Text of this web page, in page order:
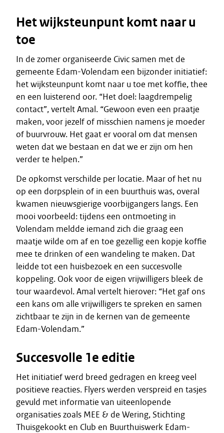
Het wijksteunpunt komt naar u
toe
In de zomer organiseerde Civic samen met de
gemeente Edam-Volendam een bijzonder initiatief:
het wijksteunpunt komt naar u toe met koffie, thee
en een luisterend oor. “Het doel: laagdrempelig
contact”, vertelt Amal. “Gewoon even een praatje
maken, voor jezelf of misschien namens je moeder
of buurvrouw. Het gaat er vooral om dat mensen
weten dat we bestaan en dat we er zijn om hen
verder te helpen.”
De opkomst verschilde per locatie. Maar of het nu
op een dorpsplein of in een buurthuis was, overal
kwamen nieuwsgierige voorbijgangers langs. Een
mooi voorbeeld: tijdens een ontmoeting in
Volendam meldde iemand zich die graag een
maatje wilde om af en toe gezellig een kopje koffie
mee te drinken of een wandeling te maken. Dat
leidde tot een huisbezoek en een succesvolle
koppeling. Ook voor de eigen vrijwilligers bleek de
tour waardevol. Amal vertelt hierover: “Het gaf ons
een kans om alle vrijwilligers te spreken en samen
zichtbaar te zijn in de kernen van de gemeente
Edam-Volendam.”
Succesvolle 1e editie
Het initiatief werd breed gedragen en kreeg veel
positieve reacties. Flyers werden verspreid en tasjes
gevuld met informatie van uiteenlopende
organisaties zoals MEE & de Wering, Stichting
Thuisgekookt en Club en Buurthuiswerk Edam-